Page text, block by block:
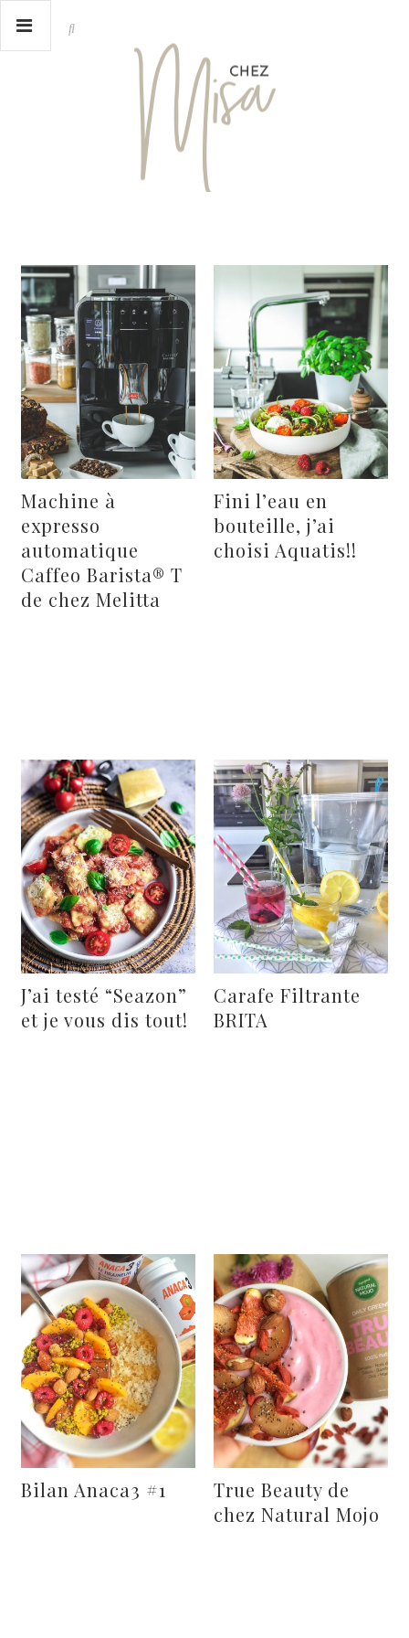
Machine à
expresso
automatique
Caffeo Barista® T
de chez Melitta
Fini l’eau en
bouteille, j’ai
choisi Aquatis!!
J’ai testé “Seazon”
et je vous dis tout!
Carafe Filtrante
BRITA
Bilan Anaca3 #1
True Beauty de
chez Natural Mojo